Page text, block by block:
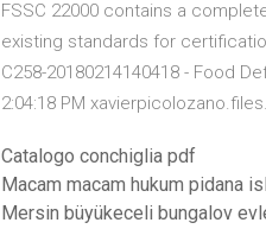
FSSC 22000 contains a
existing standards for
C258-20180214140418 - Food
2:04:18 PM
Catalogo conchiglia pdf
Macam macam hukum pidana
Mersin büyükeceli bungalov